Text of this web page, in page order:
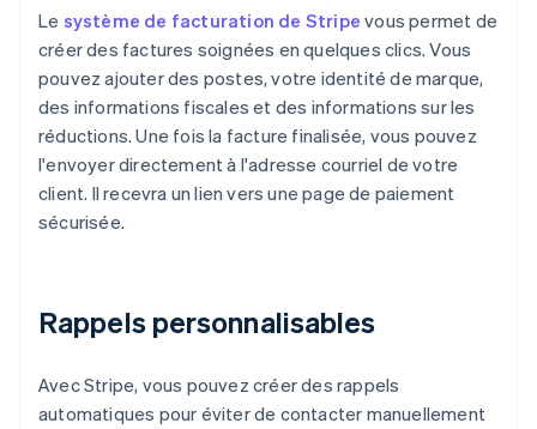
Le système de facturation de Stripe vous permet de
créer des factures soignées en quelques clics. Vous
pouvez ajouter des postes, votre identité de marque,
des informations fiscales et des informations sur les
réductions. Une fois la facture finalisée, vous pouvez
l'envoyer directement à l'adresse courriel de votre
client. Il recevra un lien vers une page de paiement
sécurisée.
Rappels personnalisables
Avec Stripe, vous pouvez créer des rappels
automatiques pour éviter de contacter manuellement